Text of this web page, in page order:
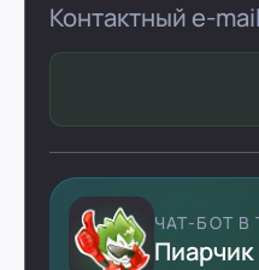
Контактный e-mail
ЧАТ-БОТ В